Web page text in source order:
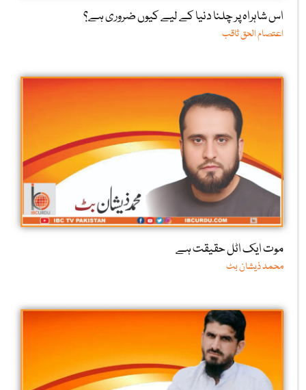
اس شاہراہ پر چلنا دنیا کے لیے کیوں ضروری ہے؟
اعتصام الحق ثاقب
موت ایک اٹل حقیقت ہے
محمد ذیشان بٹ